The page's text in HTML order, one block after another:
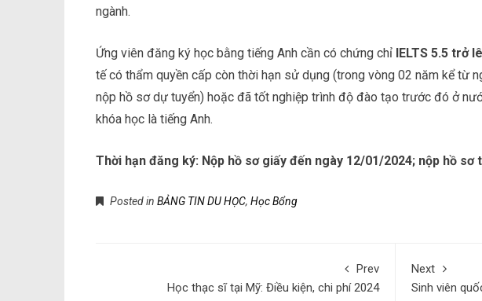
ngành.
Ứng viên đăng ký học bằng tiếng Anh cần có chứng chỉ IELTS 5.5 trở
tế có thẩm quyền cấp còn thời hạn sử dụng (trong vòng 02 năm kể từ
nộp hồ sơ dự tuyển) hoặc đã tốt nghiệp trình độ đào tạo trước đó ở
khóa học là tiếng Anh.
Thời hạn đăng ký: Nộp hồ sơ giấy đến ngày 12/01/2024; nộp hồ
Posted in BẢNG TIN DU HỌC, Học Bổng
Prev
Học thạc sĩ tại Mỹ: Điều kiện, chi phí 2024
Next
Sinh viên